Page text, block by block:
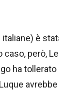
è
però,
ha tollerato